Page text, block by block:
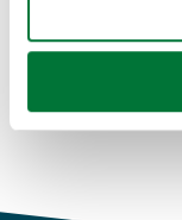
Identificar su
para buscar
Obtenga más